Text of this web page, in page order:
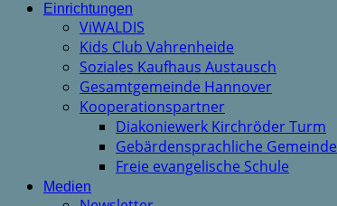
Einrichtungen
ViWALDIS
Kids Club Vahrenheide
Soziales Kaufhaus Austausch
Gesamtgemeinde Hannover
Kooperationspartner
Diakoniewerk Kirchröder Turm
Gebärdensprachliche Gemeinde
Freie evangelische Schule
Medien